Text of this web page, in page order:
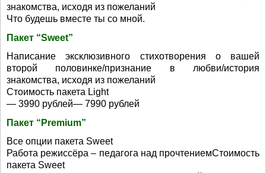
знакомства, исходя из пожеланий
Что будешь вместе ты со мной.
Пакет “Sweet”
Написание эксклюзивного стихотворения о вашей
второй половинке/признание в любви/история
знакомства, исходя из пожеланий
Стоимость пакета Light
— 3990 рублей— 7990 рублей
Пакет “Premium”
Все опции пакета Sweet
Работа режиссёра – педагога над прочтениемСтоимость
пакета Sweet